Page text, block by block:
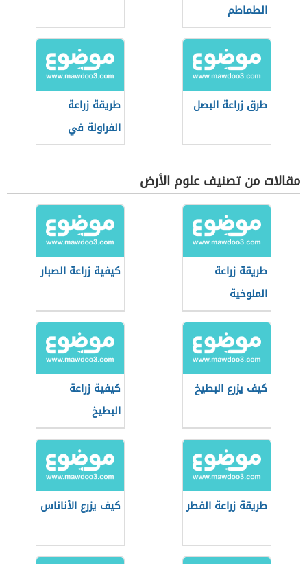
الطماطم
طرق زراعة البصل
طريقة زراعة
الفراولة في
المنزل
مقالات من تصنيف علوم الأرض
طريقة زراعة
الملوخية
كيفية زراعة الصبار
كيف يزرع البطيخ
كيفية زراعة
البطيخ
طريقة زراعة الفطر كيف يزرع الأناناس